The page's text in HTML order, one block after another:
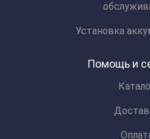
Установка
Помощь и